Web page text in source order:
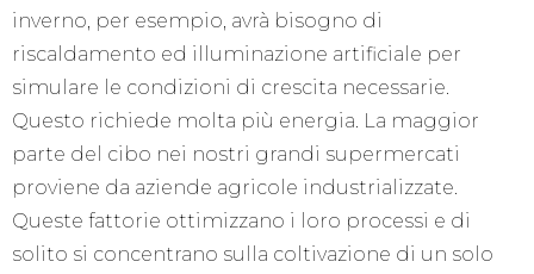
inverno, per esempio, avrà bisogno di
riscaldamento ed illuminazione artificiale per
simulare le condizioni di crescita necessarie.
Questo richiede molta più energia. La maggior
parte del cibo nei nostri grandi supermercati
proviene da aziende agricole industrializzate.
Queste fattorie ottimizzano i loro processi e di
solito si concentrano sulla coltivazione di un solo